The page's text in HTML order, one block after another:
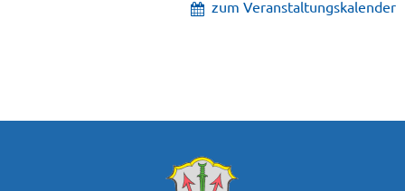
zum Veranstaltungskalender